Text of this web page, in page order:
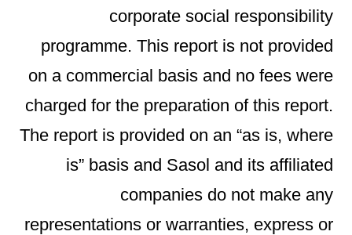
corporate social responsibility
programme. This report is not provided
on a commercial basis and no fees were
charged for the preparation of this report.
The report is provided on an “as is, where
is” basis and Sasol and its affiliated
companies do not make any
representations or warranties, express or